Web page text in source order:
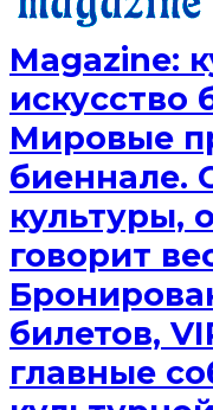
Magazine:
искусство
Мировые
биеннале.
культуры,
говорит
билетов,
главные